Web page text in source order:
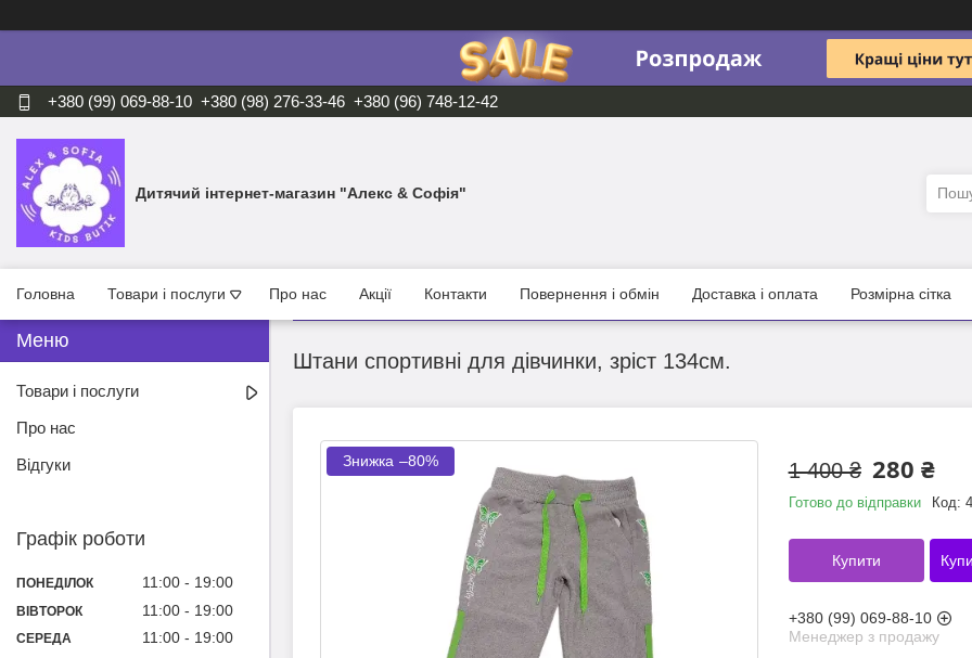
+380 (99) 069-88-10 +380 (98) 276-33-46 +380 (96) 748-12-42
Дитячий інтернет-магазин "Алекс & Софія"
Головна Товари і послуги Про нас Акції Контакти Повернення і обмін Доставка і оплата Розмірна сітка
Штани спортивні для дівчинки, зріст 134см.
–80% 1 400 ₴ 280 ₴
Готово до відправки Код:
Купити
+380 (99) 069-88-10
Менеджер з продажу
Товари і послуги
Про нас
Відгуки
Графік роботи
ПОНЕДІЛОК 11:00 19:00
ВІВТОРОК 11:00 19:00
СЕРЕДА 11:00 19:00